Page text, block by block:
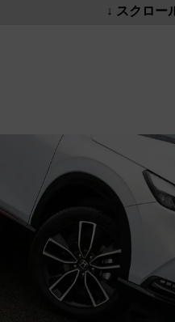
↓ スクロー